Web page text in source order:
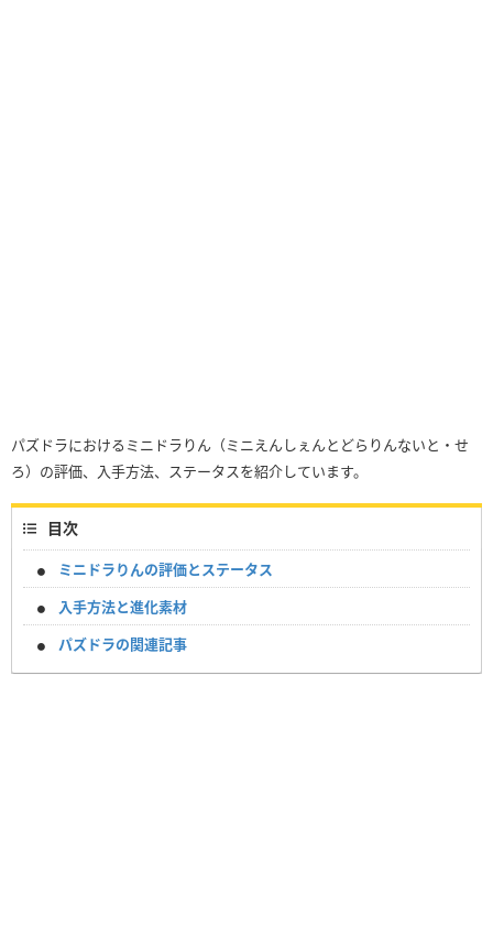
パズドラにおけるミニドラりん（ミニえんしぇんとどらりんないと・せ
ろ）の評価、入手方法、ステータスを紹介しています。
目次
ミニドラりんの評価とステータス
入手方法と進化素材
パズドラの関連記事